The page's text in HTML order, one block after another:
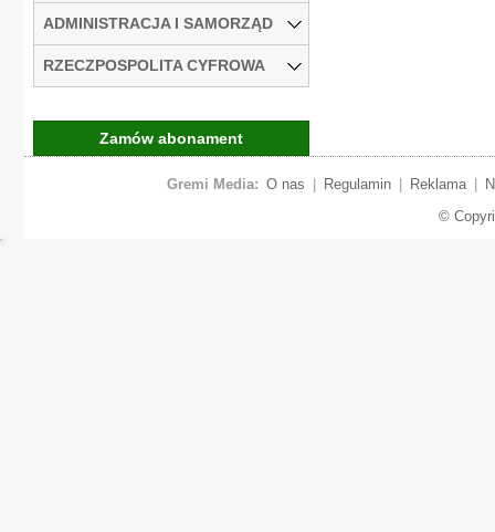
ADMINISTRACJA I SAMORZĄD
RZECZPOSPOLITA CYFROWA
Zamów abonament
Gremi Media: O nas Regulamin Reklama
©